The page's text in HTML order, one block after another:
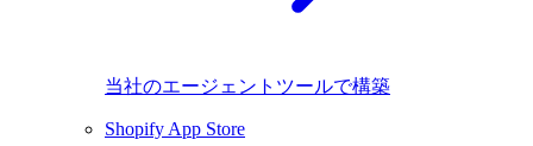
当社のエージェントツールで構築
Shopify App Store